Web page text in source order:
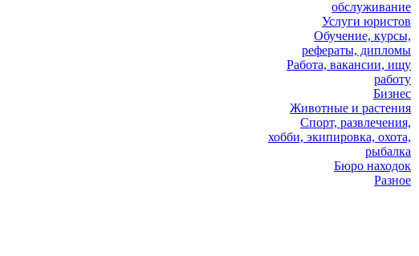
обслуживание
Услуги юристов
Обучение, курсы,
рефераты, дипломы
Работа, вакансии, ищу
работу
Бизнес
Животные и растения
Спорт, развлечения,
хобби, экипировка, охота,
рыбалка
Бюро находок
Разное